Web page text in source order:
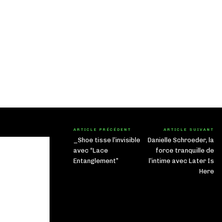
ARTICLE PRÉCÉDENT
_Shoe tisse l’invisible
avec “Lace
Entanglement”
ARTICLE SUIVANT
Danielle Schroeder, la
force tranquille de
l’intime avec Later Is
Here